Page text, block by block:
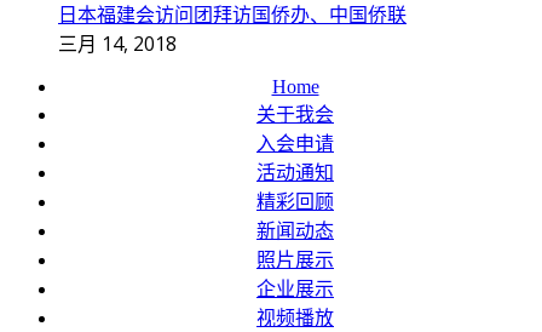
日本福建会访问团拜访国侨办、中国侨联
三月 14, 2018
Home
关于我会
入会申请
活动通知
精彩回顾
新闻动态
照片展示
企业展示
视频播放